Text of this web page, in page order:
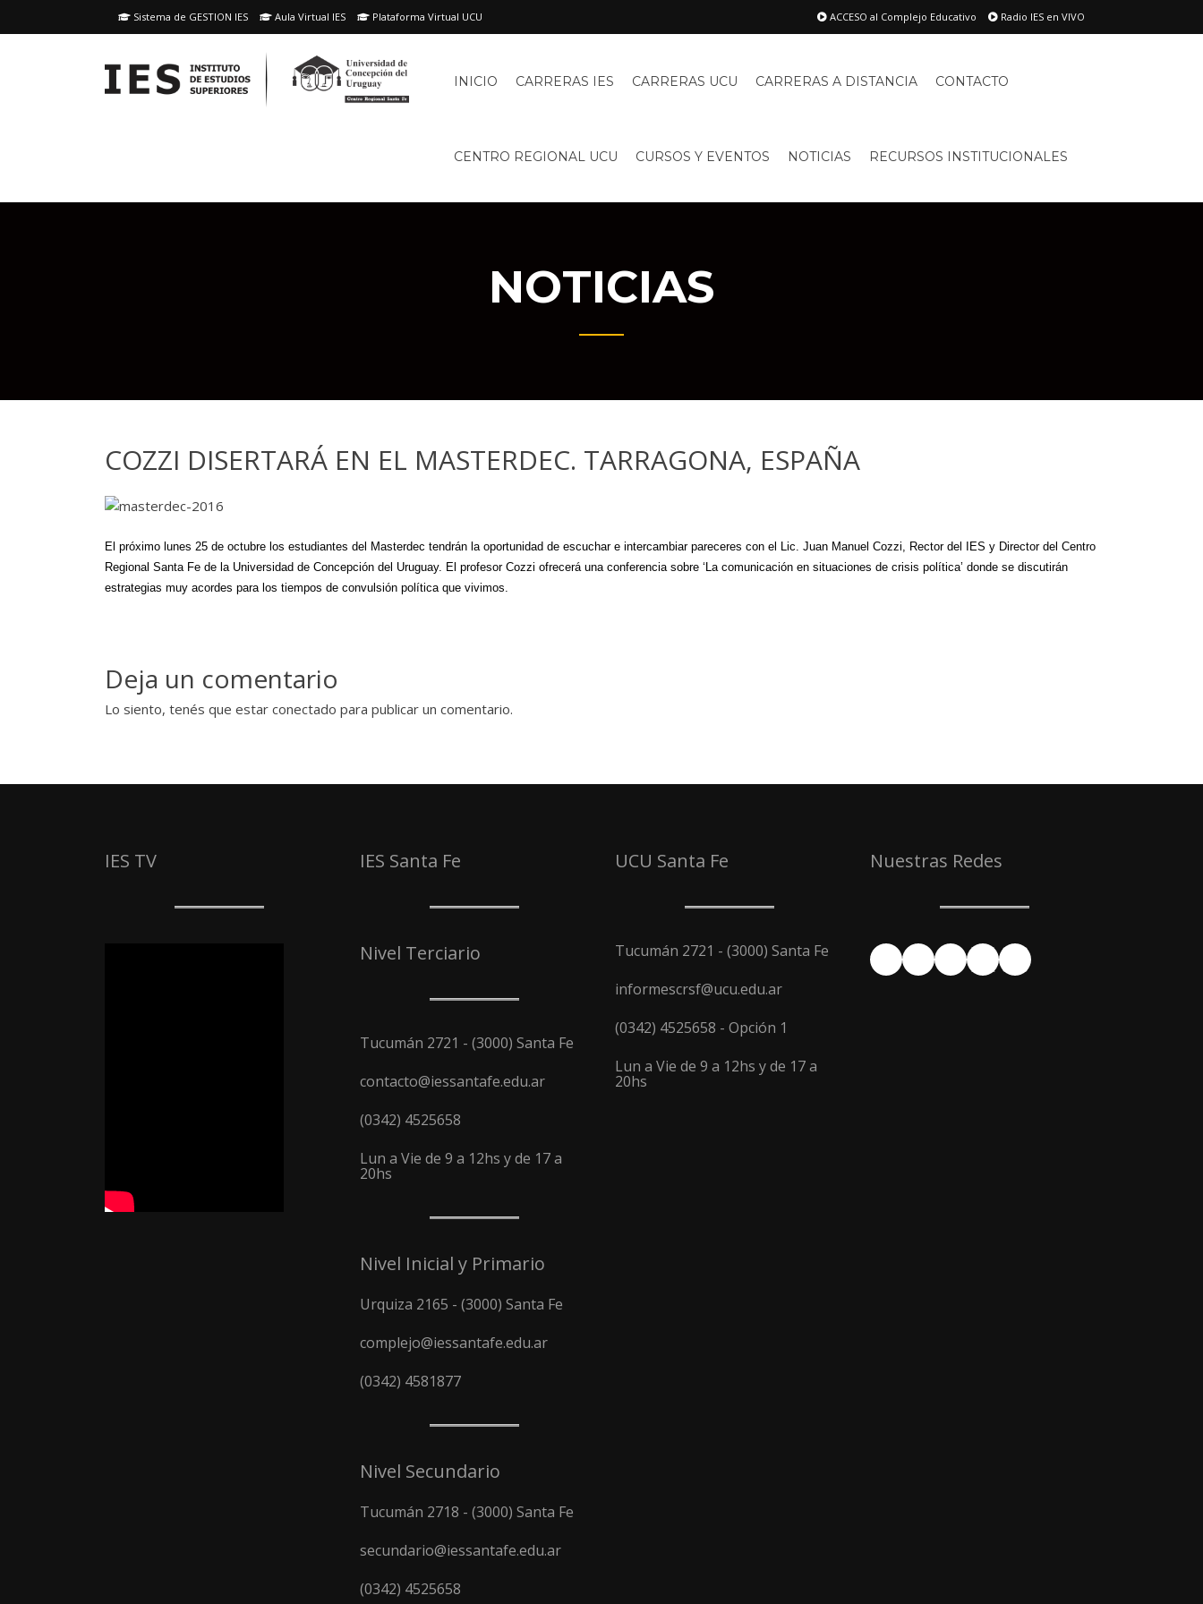
Sistema de GESTION IES Aula Virtual IES Plataforma Virtual UCU ACCESO al Complejo Educativo Radio IES en VIVO
INICIO CARRERAS IES CARRERAS UCU CARRERAS A DISTANCIA CONTACTO
CENTRO REGIONAL UCU CURSOS Y EVENTOS NOTICIAS RECURSOS INSTITUCIONALES
NOTICIAS
COZZI DISERTARÁ EN EL MASTERDEC. TARRAGONA, ESPAÑA
El próximo lunes 25 de octubre los estudiantes del Masterdec tendrán la oportunidad de escuchar e intercambiar pareceres con el Lic. Juan Manuel Cozzi, Rector del IES y Director del Centro
Regional Santa Fe de la Universidad de Concepción del Uruguay. El profesor Cozzi ofrecerá una conferencia sobre ‘La comunicación en situaciones de crisis política’ donde se discutirán
estrategias muy acordes para los tiempos de convulsión política que vivimos.
Deja un comentario
Lo siento, tenés que estar conectado para publicar un comentario.
IES TV IES Santa Fe
Nivel Terciario
Tucumán 2721 - (3000) Santa Fe
contacto@iessantafe.edu.ar
(0342) 4525658
Lun a Vie de 9 a 12hs y de 17 a
20hs
Nivel Inicial y Primario
Urquiza 2165 - (3000) Santa Fe
complejo@iessantafe.edu.ar
(0342) 4581877
Nivel Secundario
Tucumán 2718 - (3000) Santa Fe
secundario@iessantafe.edu.ar
(0342) 4525658
UCU Santa Fe
Tucumán 2721 - (3000) Santa Fe
informescrsf@ucu.edu.ar
(0342) 4525658 - Opción 1
Lun a Vie de 9 a 12hs y de 17 a
20hs
Nuestras Redes
Facebook
YouTube
Instagram
X LinkedIn